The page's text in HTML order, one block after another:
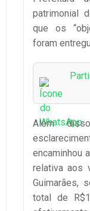
patrimonial
que os
foram
Além
encaminhou
relativa aos
Guimarães,
total de